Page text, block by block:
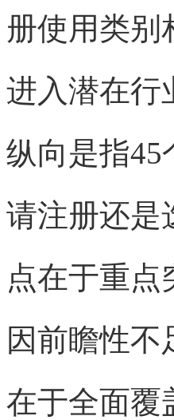
册使用类别
进入潜在行
纵向是指
请注册还是
点在于重
因前瞻性
在于全面覆